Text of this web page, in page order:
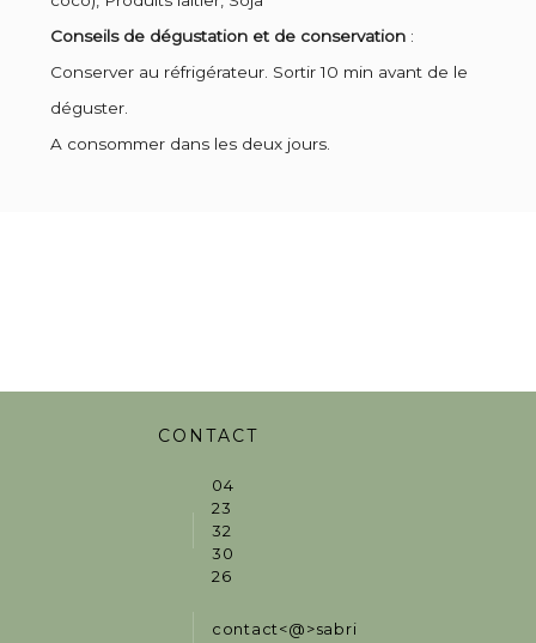
Conseils de dégustation et de conservation :
Conserver au réfrigérateur. Sortir 10 min avant de le
déguster.
A consommer dans les deux jours.
CONTACT
04
23
32
30
26
contact<@>sabrinaguez.fr